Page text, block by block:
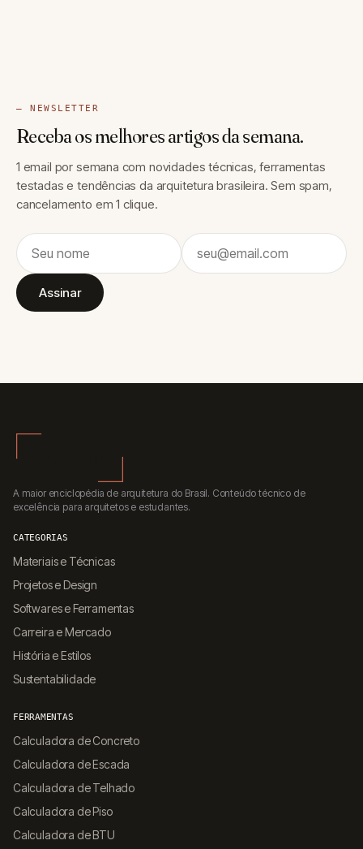
— NEWSLETTER
Receba os melhores artigos da semana.
1 email por semana com novidades técnicas, ferramentas
testadas e tendências da arquitetura brasileira. Sem spam,
cancelamento em 1 clique.
Assinar
A maior enciclopédia de arquitetura do Brasil. Conteúdo técnico de
excelência para arquitetos e estudantes.
CATEGORIAS
Materiais e Técnicas
Projetos e Design
Softwares e Ferramentas
Carreira e Mercado
História e Estilos
Sustentabilidade
FERRAMENTAS
Calculadora de Concreto
Calculadora de Escada
Calculadora de Telhado
Calculadora de Piso
Calculadora de BTU